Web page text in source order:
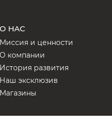
О НАС
Миссия и ценности
О компании
История развития
Наш эксклюзив
Магазины